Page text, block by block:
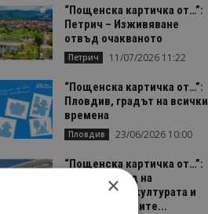
“Пощенска картичка от…”:
Петрич – Изживяване
отвъд очакваното
Петрич 11/07/2026 11:22
“Пощенска картичка от…”:
Пловдив, градът на всички
времена
Пловдив 23/06/2026 10:00
“Пощенска картичка от…”:
Перник – град на
традициите, културата и
вдъхновяващите...
×